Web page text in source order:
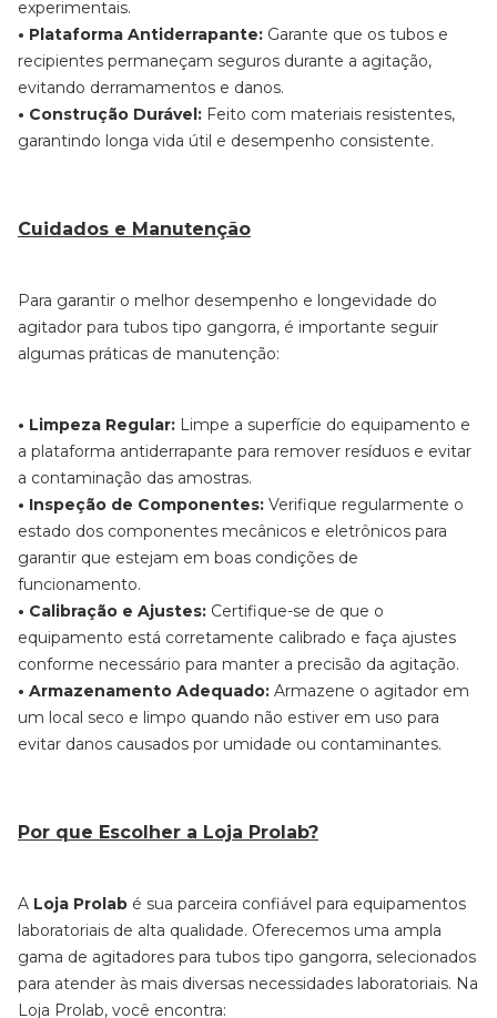
experimentais.
• Plataforma Antiderrapante: Garante que os tubos e
recipientes permaneçam seguros durante a agitação,
evitando derramamentos e danos.
• Construção Durável: Feito com materiais resistentes,
garantindo longa vida útil e desempenho consistente.
Cuidados e Manutenção
Para garantir o melhor desempenho e longevidade do
agitador para tubos tipo gangorra, é importante seguir
algumas práticas de manutenção:
• Limpeza Regular: Limpe a superfície do equipamento e
a plataforma antiderrapante para remover resíduos e evitar
a contaminação das amostras.
• Inspeção de Componentes: Verifique regularmente o
estado dos componentes mecânicos e eletrônicos para
garantir que estejam em boas condições de
funcionamento.
• Calibração e Ajustes: Certifique-se de que o
equipamento está corretamente calibrado e faça ajustes
conforme necessário para manter a precisão da agitação.
• Armazenamento Adequado: Armazene o agitador em
um local seco e limpo quando não estiver em uso para
evitar danos causados por umidade ou contaminantes.
Por que Escolher a Loja Prolab?
A Loja Prolab é sua parceira confiável para equipamentos
laboratoriais de alta qualidade. Oferecemos uma ampla
gama de agitadores para tubos tipo gangorra, selecionados
para atender às mais diversas necessidades laboratoriais. Na
Loja Prolab, você encontra: